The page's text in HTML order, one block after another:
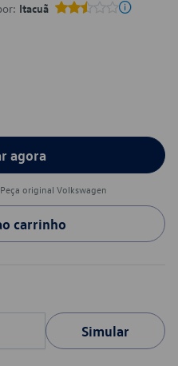
Itacuã
agora
Peça original Volkswagen
carrinho
Simular